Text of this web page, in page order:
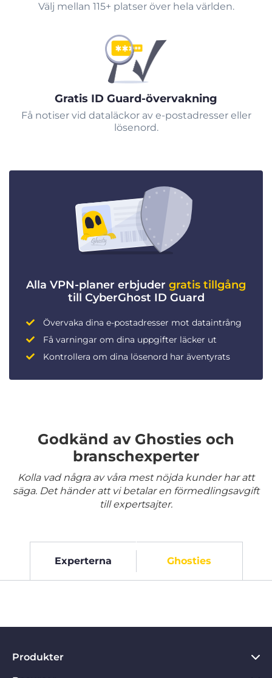
Välj mellan 115+ platser över hela världen.
Gratis ID Guard-övervakning
Få notiser vid dataläckor av e-postadresser eller
lösenord.
Alla VPN-planer erbjuder gratis tillgång
till CyberGhost ID Guard
Övervaka dina e-postadresser mot dataintrång
Få varningar om dina uppgifter läcker ut
Kontrollera om dina lösenord har äventyrats
Godkänd av Ghosties och
branschexperter
Kolla vad några av våra mest nöjda kunder har att
säga. Det händer att vi betalar en förmedlingsavgift
till expertsajter.
Experterna Ghosties
Produkter